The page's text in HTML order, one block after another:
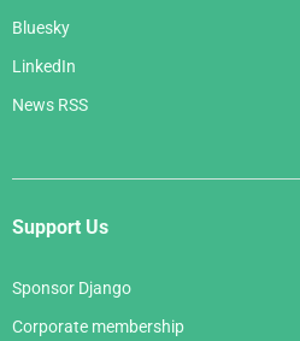
Bluesky
LinkedIn
News RSS
Support Us
Sponsor Django
Corporate membership